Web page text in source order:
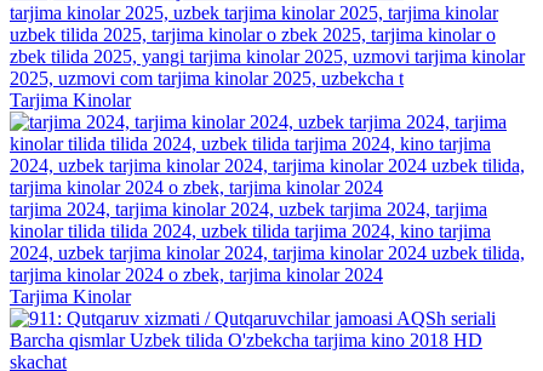
tarjima kinolar 2025, uzbek tarjima kinolar 2025, tarjima kinolar
uzbek tilida 2025, tarjima kinolar o zbek 2025, tarjima kinolar o
zbek tilida 2025, yangi tarjima kinolar 2025, uzmovi tarjima kinolar
2025, uzmovi com tarjima kinolar 2025, uzbekcha t
Tarjima Kinolar
tarjima 2024, tarjima kinolar 2024, uzbek tarjima 2024, tarjima
kinolar tilida tilida 2024, uzbek tilida tarjima 2024, kino tarjima
2024, uzbek tarjima kinolar 2024, tarjima kinolar 2024 uzbek tilida,
tarjima kinolar 2024 o zbek, tarjima kinolar 2024
Tarjima Kinolar